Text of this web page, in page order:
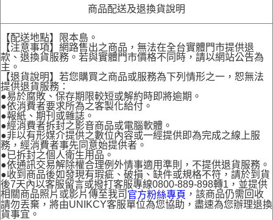
商品配送及退換貨說明
【配送地點】限本島。
【注意事項】網路售出之商品，無法在全台實體門市提供退
款、退換貨服務。若與實體門市價格不同時，請以網站公告為
主。
【退貨說明】若您購買之商品或服務為下列情形之一，恕無法
提供退貨服務：
●易於腐敗、保存期限較短或解約時即將逾期。
●依消費者要求所為之客製化給付。
●報紙、期刊或雜誌。
●經消費者拆封之影音商品或電腦軟體。
●非以有形媒介提供之數位內容或一經提供即為完成之線上服
務，經消費者事先同意始提供者。
●已拆封之個人衛生用品。
●依通訊交易解除權合理例外情事適用準則，不提供退貨服務。
●收到商品後如發現有瑕疵、破損、缺件或規格不符，請於到貨
後7天內以客服留言或撥打客服專線0800-889-898轉1，並提供
相關商品照片或影片傳至我司 官方粉絲專頁 ，該商品仍需回收
請勿丟棄，將由UNIKCY客服單位為您協助，盡速為您辦理退換
貨事宜。